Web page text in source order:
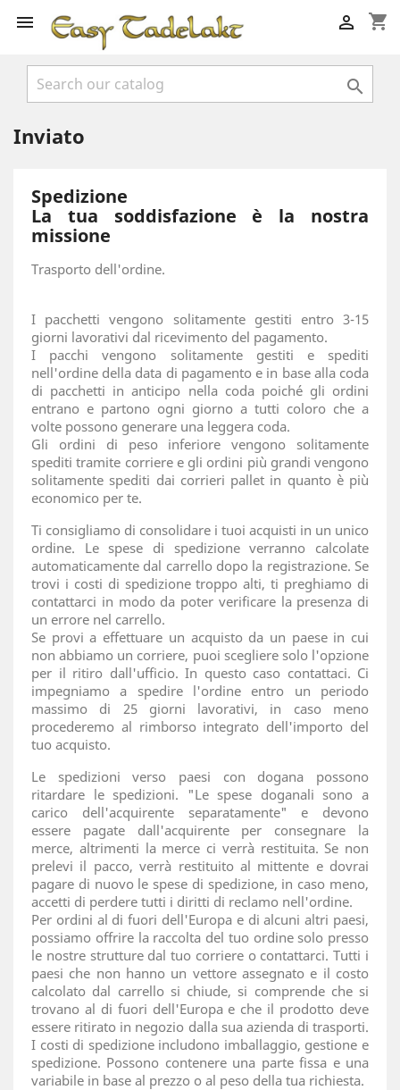
 shopping_cart


Inviato
Spedizione
La tua soddisfazione è la nostra
missione
Trasporto dell'ordine.
I pacchetti vengono solitamente gestiti entro 3-15
giorni lavorativi dal ricevimento del pagamento.
I pacchi vengono solitamente gestiti e spediti
nell'ordine della data di pagamento e in base alla coda
di pacchetti in anticipo nella coda poiché gli ordini
entrano e partono ogni giorno a tutti coloro che a
volte possono generare una leggera coda.
Gli ordini di peso inferiore vengono solitamente
spediti tramite corriere e gli ordini più grandi vengono
solitamente spediti dai corrieri pallet in quanto è più
economico per te.
Ti consigliamo di consolidare i tuoi acquisti in un unico
ordine. Le spese di spedizione verranno calcolate
automaticamente dal carrello dopo la registrazione. Se
trovi i costi di spedizione troppo alti, ti preghiamo di
contattarci in modo da poter verificare la presenza di
un errore nel carrello.
Se provi a effettuare un acquisto da un paese in cui
non abbiamo un corriere, puoi scegliere solo l'opzione
per il ritiro dall'ufficio. In questo caso contattaci. Ci
impegniamo a spedire l'ordine entro un periodo
massimo di 25 giorni lavorativi, in caso meno
procederemo al rimborso integrato dell'importo del
tuo acquisto.
Le spedizioni verso paesi con dogana possono
ritardare le spedizioni. "Le spese doganali sono a
carico dell'acquirente separatamente" e devono
essere pagate dall'acquirente per consegnare la
merce, altrimenti la merce ci verrà restituita. Se non
prelevi il pacco, verrà restituito al mittente e dovrai
pagare di nuovo le spese di spedizione, in caso meno,
accetti di perdere tutti i diritti di reclamo nell'ordine.
Per ordini al di fuori dell'Europa e di alcuni altri paesi,
possiamo offrire la raccolta del tuo ordine solo presso
le nostre strutture dal tuo corriere o contattarci. Tutti i
paesi che non hanno un vettore assegnato e il costo
calcolato dal carrello si chiude, si comprende che si
trovano al di fuori dell'Europa e che il prodotto deve
essere ritirato in negozio dalla sua azienda di trasporti.
I costi di spedizione includono imballaggio, gestione e
spedizione. Possono contenere una parte fissa e una
variabile in base al prezzo o al peso della tua richiesta.